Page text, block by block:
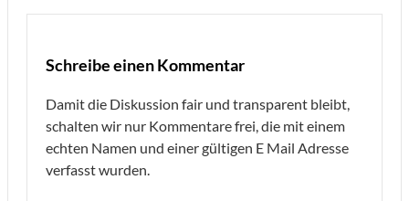
Schreibe einen Kommentar
Damit die Diskussion fair und transparent bleibt,
schalten wir nur Kommentare frei, die mit einem
echten Namen und einer gültigen E Mail Adresse
verfasst wurden.